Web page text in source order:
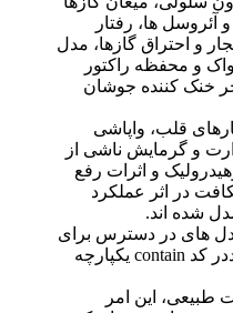
آئروسل ها، رفتار
و احتراق گازها، مدل
و محفظه راکتور
خنک کننده جوشان
قلب، واپاشی
و گرمایش ناشی از
و اثرات رفع
در اثر عملکرد
شده اند.
های در دسترس برای
پدیده های تصادفی شدیددر کد contain یکپارچه
طبیعی، این امر